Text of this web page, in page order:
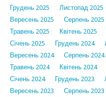
Грудень 2025
Листопад 2025
Вересень 2025
Серпень 2025
Травень 2025
Квітень 2025
Січень 2025
Грудень 2024
Вересень 2024
Серпень 2024
Травень 2024
Квітень 2024
Січень 2024
Грудень 2023
Вересень 2023
Серпень 2023